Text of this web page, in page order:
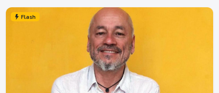
Flash